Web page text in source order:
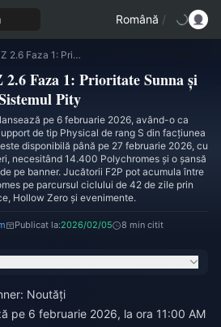
Română /
Ghid Bannere ZZZ 2.6 Faza 1: Prioritate Sunna și Sistemul Pity
Faza 1: Prioritate Sunna și
Pity
pe 6 februarie 2026, având-o ca
de tip Physical de rang S din facțiunea
disponibilă până pe 27 februarie 2026, cu
necesitând 14.400 Polychromes și o șansă
pe banner. Jucătorii F2P pot acumula între
pe parcursul ciclului de 42 de zile prin
Hollow Zero și evenimente.
Publicat la:2026/02/05 8 min citit
Noutăți
pe 6 februarie 2026, la ora 11:00 AM